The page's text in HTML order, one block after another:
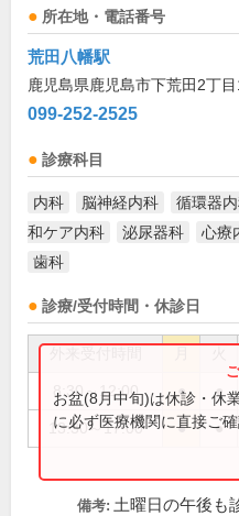
所在地・電話番号
荒田八幡駅
鹿児島県鹿児島市下荒田2丁
099-252-2525
診療科目
内科 脳神経内科 循環器
和ケア内科
泌尿器科 心療
歯科
診療/受付時間・休診日
8:30～12:00 ● ●
13:30～17:00 ● ●
お盆(8月中旬)は休診・休
に必ず医療機関に直接ご確
備考: 土曜日の午後も